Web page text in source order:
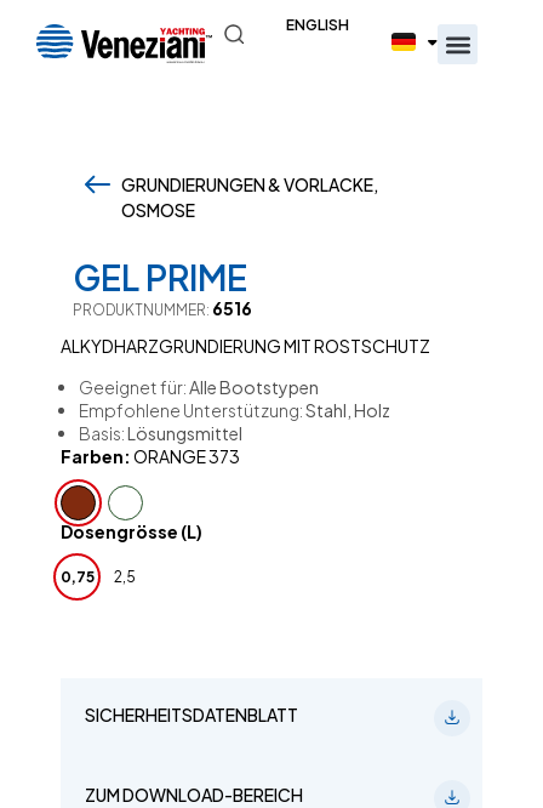
ENGLISH
GRUNDIERUNGEN & VORLACKE,
OSMOSE
GEL PRIME
PRODUKTNUMMER: 6516
ALKYDHARZGRUNDIERUNG MIT ROSTSCHUTZ
Geeignet für:Alle Bootstypen
Empfohlene Unterstützung:Stahl, Holz
Basis:Lösungsmittel
Farben: ORANGE 373
Dosengrösse (L)
0,75 2,5
SICHERHEITSDATENBLATT
ZUM DOWNLOAD-BEREICH